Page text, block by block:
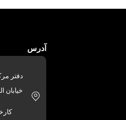
آدرس
دفتر
خیابان